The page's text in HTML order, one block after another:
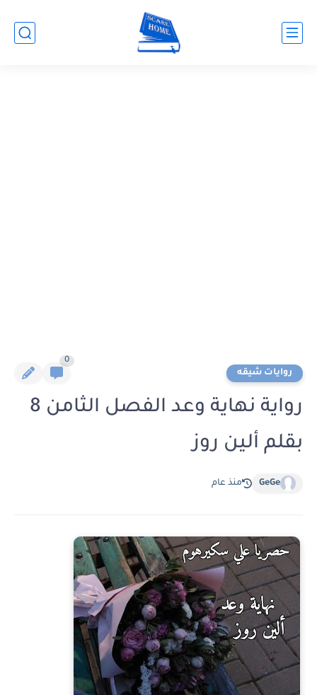
روايات شيقه
0
رواية نهاية وعد الفصل الثامن 8
بقلم ألين روز
GeGe منذ عام